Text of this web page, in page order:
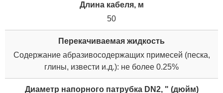
Длина кабеля, м
50
Перекачиваемая жидкость
Содержание абразивосодержащих примесей (песка,
глины, извести и.д.): не более 0.25%
Диаметр напорного патрубка DN2, " (дюйм)